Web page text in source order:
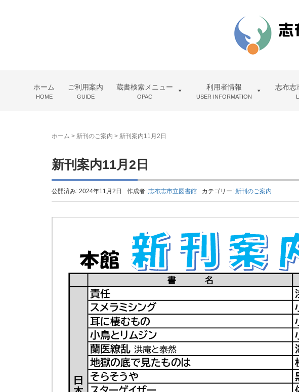
ホーム
HOME
ご利用案内
GUIDE
蔵書検索メニュー
OPAC
利用者情報
USER INFORMATION
志布志
ホーム > 新刊のご案内 > 新刊案内11月2日
新刊案内11月2日
公開済み: 2024年11月2日 作成者: 志布志市立図書館 カテゴリー: 新刊のご案内